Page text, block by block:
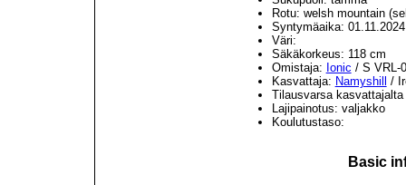
Rotu: welsh mountain
Syntymäaika: 01.11.2024
Väri:
Säkäkorkeus: 118 cm
Omistaja: Ionic / S VRL-
Kasvattaja: Namyshill
/
Tilausvarsa kasvattajalta
Lajipainotus: valjakko
Koulutustaso:
Basic